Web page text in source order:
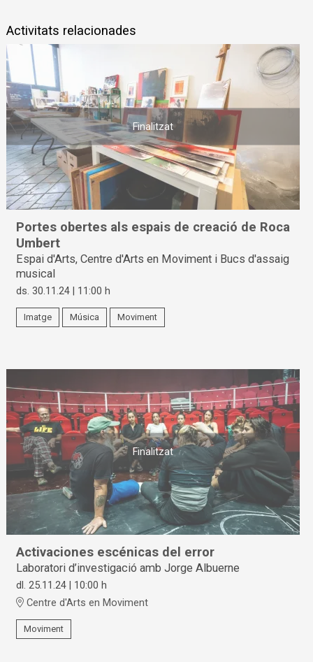
Activitats relacionades
Finalitzat
Portes obertes als espais de creació de Roca
Umbert
Espai d'Arts, Centre d'Arts en Moviment i Bucs d'assaig
musical
ds. 30.11.24 11:00 h
Imatge Música Moviment
Finalitzat
Activaciones escénicas del error
Laboratori d’investigació amb Jorge Albuerne
dl. 25.11.24 | 10:00 h
Centre d'Arts en Moviment
Moviment